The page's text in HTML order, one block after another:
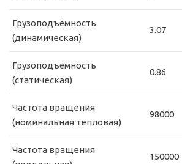
Грузоподъёмность
(динамическая)
3.07
Грузоподъёмность
(статическая)
0.86
Частота вращения
(номинальная тепловая)
98000
Частота вращения
150000